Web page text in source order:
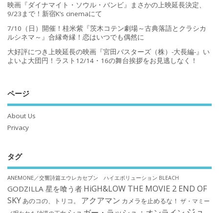
映画『ダイナマイト・ソウル・バンビ』まさかの上映延長決定、
9/23まで！新宿K’s cinemaにて
7/10（日）開催！桂米紫『茨木コテン劇場～古典落語とクラシカ
ルシネマ～』合縁奇縁！恋はいつでも偶然に
大好評につき上映延長の映画『宮田バスターズ（株）-大長編-』い
よいよ大団円！ラスト12/14・16の舞台挨拶をお見逃しなく！
ページ
About Us
Privacy
タグ
ANEMONE／交響詩篇エウレカセブン ハイエボリューション BLEACH
GODZILLA 星を喰う者 HiGH&LOW THE MOVIE 2 END OF
SKYあのコの、トリコ。 アクアマン カメラを止めるな！ ザ・マミー